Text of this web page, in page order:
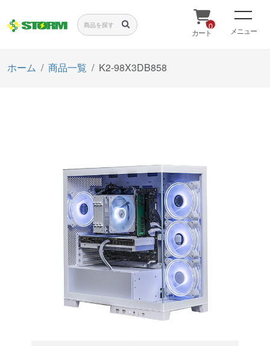
0
カート メニュー
ホーム 商品一覧 K2-98X3DB858